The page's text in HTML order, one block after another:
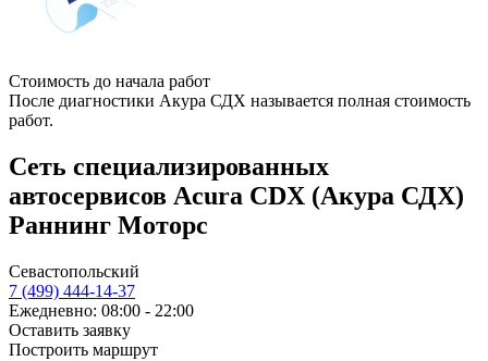
Стоимость до начала работ
После диагностики Акура СДХ называется полная стоимость
работ.
Сеть специализированных
автосервисов Acura CDX (Акура СДХ)
Раннинг Моторс
Севастопольский
7 (499) 444-14-37
Ежедневно: 08:00 - 22:00
Оставить заявку
Построить маршрут